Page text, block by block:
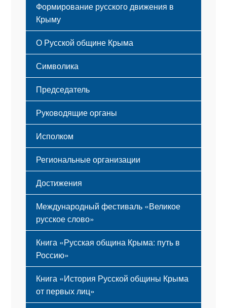
Формирование русского движения в
Крыму
Русский Крым
О Русской общине Крыма
Этапы становления
Принципы деятельности
Структура
Мероприятия
Символика
Флаг
Герб
Гимн
Председатель
Руководящие органы
Исполком
Региональные организации
Достижения
Международный фестиваль «Великое
русское слово»
Книга «Русская община Крыма: путь в
Россию»
Книга «История Русской общины Крыма
от первых лиц»